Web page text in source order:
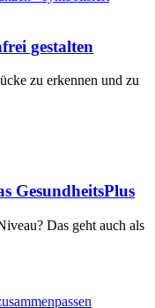
gestalten
zu erkennen und zu
GesundheitsPlus
Das geht auch als